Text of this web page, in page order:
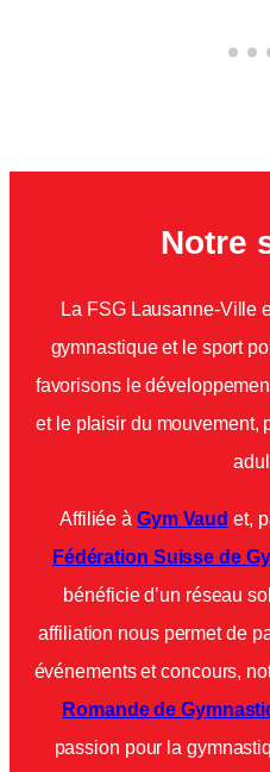
Notre
La FSG Lausanne-Ville
gymnastique et le sport
favorisons le
et le plaisir du mouvement,
Affiliée à Gym Vaud et,
Fédération Suisse de
bénéficie d’un réseau
affiliation nous permet de
événements et concours,
Romande de
passion pour la